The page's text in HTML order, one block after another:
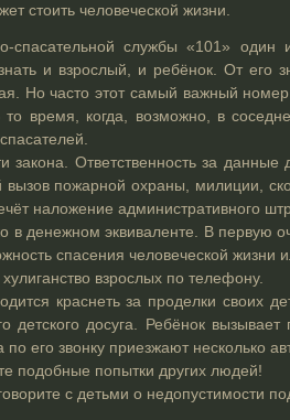
стоить человеческой жизни.
спасательной службы «101» один
и взрослый, и ребёнок. От его
Но часто этот самый важный
то время, когда, возможно, в
Ответственность за данные
пожарной охраны, милиции,
наложение административного
в денежном эквиваленте. В первую
спасения человеческой жизни
взрослых по телефону.
краснеть за проделки своих
детского досуга. Ребёнок
его звонку приезжают несколько
подобные попытки других людей!
с детьми о недопустимости